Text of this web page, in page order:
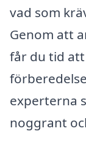
vad som
Genom att
får du tid
experterna
noggrant